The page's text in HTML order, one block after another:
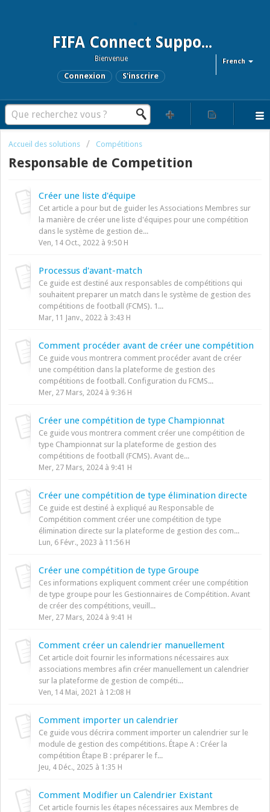
FIFA Connect Support and FCMS Support
French
Bienvenue
Connexion S'inscrire
Accueil des solutions Compétitions
Responsable de Competition
Créer une liste d'équipe
Cet article a pour but de guider les Associations Membres sur
la manière de créer une liste d'équipes pour une compétition
dans le système de gestion de...
Ven, 14 Oct., 2022 à 9:50 H
Processus d'avant-match
Ce guide est destiné aux responsables de compétitions qui
souhaitent preparer un match dans le système de gestion des
compétitions de football (FCMS). 1...
Mar, 11 Janv., 2022 à 3:43 H
Comment procéder avant de créer une compétition
Ce guide vous montrera comment procéder avant de créer
une compétition dans la plateforme de gestion des
compétitions de football. Configuration du FCMS...
Mer, 27 Mars, 2024 à 9:36 H
Créer une compétition de type Championnat
Ce guide vous montrera comment créer une compétition de
type Championnat sur la plateforme de gestion des
compétitions de football (FCMS). Avant de...
Mer, 27 Mars, 2024 à 9:41 H
Créer une compétition de type élimination directe
Ce guide est destiné à expliqué au Responsable de
Compétition comment créer une compétition de type
élimination directe sur la plateforme de gestion des com...
Lun, 6 Févr., 2023 à 11:56 H
Créer une compétition de type Groupe
Ces informations expliquent comment créer une compétition
de type groupe pour les Gestionnaires de Compétition. Avant
de créer des compétitions, veuill...
Mer, 27 Mars, 2024 à 9:41 H
Comment créer un calendrier manuellement
Cet article doit fournir les informations nécessaires aux
associations membres afin créer manuellement un calendrier
sur la plateforme de gestion de compéti...
Ven, 14 Mai, 2021 à 12:08 H
Comment importer un calendrier
Ce guide vous décrira comment importer un calendrier sur le
module de gestion des compétitions. Étape A : Créer la
compétition Étape B : préparer le f...
Jeu, 4 Déc., 2025 à 1:35 H
Comment Modifier un Calendrier Existant
Cet article fournis les étapes nécessaires aux Membres de